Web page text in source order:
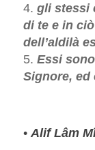
4. gli stessi
di te e in
dell’aldilà
5. Essi
Signore, ed
• Alif Lâm